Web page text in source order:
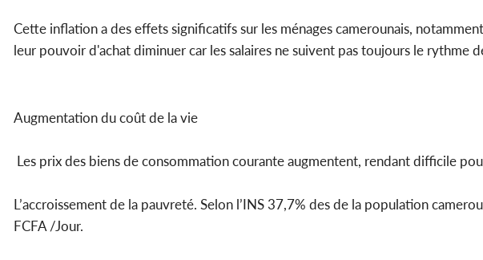
Cette inflation a des effets significatifs sur les ménages camerounais,
leur pouvoir d'achat diminuer car les salaires ne suivent pas toujours le rythme
Augmentation du coût de la vie
Les prix des biens de consommation courante augmentent, rendant difficile
L’accroissement de la pauvreté. Selon l’INS 37,7% des de la population
FCFA /Jour.